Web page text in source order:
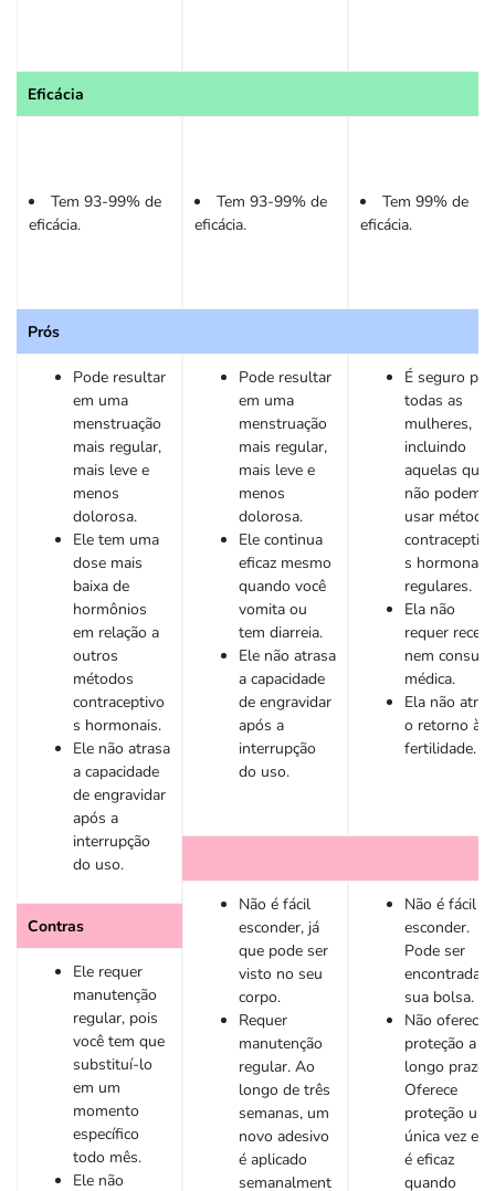
Eficácia
Tem 93-99% de
eficácia.
Prós
Pode resultar
em uma
menstruação
mais regular,
mais leve e
menos
dolorosa.
Ele tem uma
dose mais
baixa de
hormônios
em relação a
outros
métodos
contraceptivo
s hormonais.
Ele não atrasa
a capacidade
de engravidar
após a
interrupção
do uso.
Contras
Ele requer
manutenção
regular, pois
você tem que
substituí-lo
em um
momento
específico
todo mês.
Ele não
Tem 93-99% de
eficácia.
Pode resultar
em uma
menstruação
mais regular,
mais leve e
menos
dolorosa.
Ele continua
eficaz mesmo
quando você
vomita ou
tem diarreia.
Ele não atrasa
a capacidade
de engravidar
após a
interrupção
do uso.
Não é fácil
esconder, já
que pode ser
visto no seu
corpo.
Requer
manutenção
regular. Ao
longo de três
semanas, um
novo adesivo
é aplicado
semanalment
Tem 99% de
eficácia.
É seguro
todas as
mulheres,
incluindo
aquelas que
não podem
usar
contraceptivo
s hormonais
regulares.
Ela não
requer
nem
médica.
Ela não
o retorno à
fertilidade.
Não é fácil
esconder.
Pode ser
encontrada
sua bolsa.
Não oferece
proteção a
longo prazo.
Oferece
proteção
única vez e
é eficaz
quando